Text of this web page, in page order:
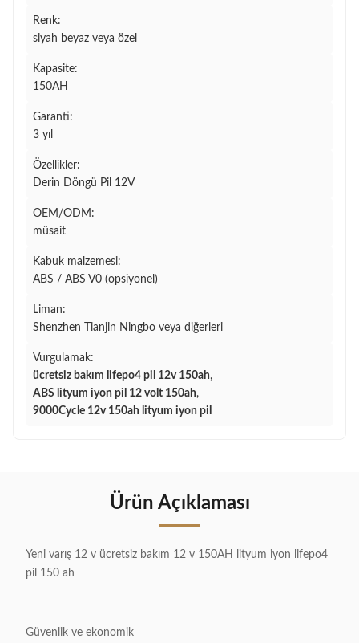
Renk:
siyah beyaz veya özel
Kapasite:
150AH
Garanti:
3 yıl
Özellikler:
Derin Döngü Pil 12V
OEM/ODM:
müsait
Kabuk malzemesi:
ABS / ABS V0 (opsiyonel)
Liman:
Shenzhen Tianjin Ningbo veya diğerleri
Vurgulamak:
ücretsiz bakım lifepo4 pil 12v 150ah,
ABS lityum iyon pil 12 volt 150ah,
9000Cycle 12v 150ah lityum iyon pil
Ürün Açıklaması
Yeni varış 12 v ücretsiz bakım 12 v 150AH lityum iyon lifepo4
pil 150 ah
Güvenlik ve ekonomik